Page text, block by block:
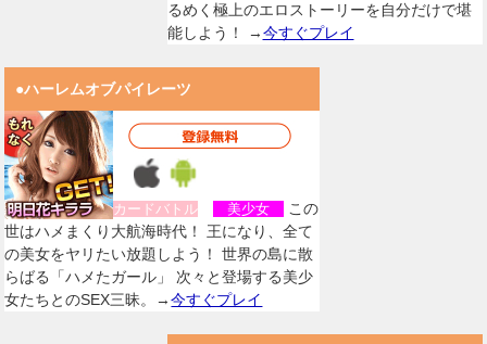
るめく極上のエロストーリーを自分だけで堪
能しよう！ →今すぐプレイ
●ハーレムオブパイレーツ
カードバトル 美少女
この
世はハメまくり大航海時代！ 王になり、全て
の美女をヤリたい放題しよう！ 世界の島に散
らばる「ハメたガール」 次々と登場する美少
女たちとのSEX三昧。→今すぐプレイ